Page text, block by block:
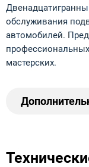
обслуживания
автомобилей.
мастерских.